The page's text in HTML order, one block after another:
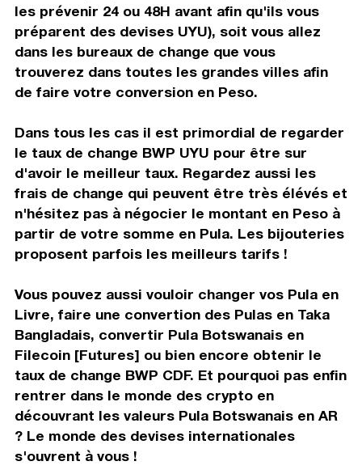
les prévenir 24 ou 48H avant afin qu'ils vous
préparent des devises UYU), soit vous allez
dans les bureaux de change que vous
trouverez dans toutes les grandes villes afin
de faire votre conversion en Peso.
Dans tous les cas il est primordial de regarder
le taux de change BWP UYU pour être sur
d'avoir le meilleur taux. Regardez aussi les
frais de change qui peuvent être très élévés et
n'hésitez pas à négocier le montant en Peso à
partir de votre somme en Pula. Les bijouteries
proposent parfois les meilleurs tarifs !
Vous pouvez aussi vouloir changer vos Pula en
Livre, faire une convertion des Pulas en Taka
Bangladais, convertir Pula Botswanais en
Filecoin [Futures] ou bien encore obtenir le
taux de change BWP CDF. Et pourquoi pas enfin
rentrer dans le monde des crypto en
découvrant les valeurs Pula Botswanais en AR
? Le monde des devises internationales
s'ouvrent à vous !